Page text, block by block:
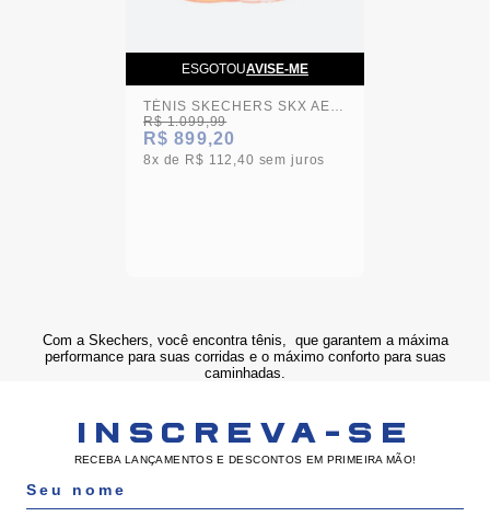
ESGOTOUAVISE-ME
TÉNIS SKECHERS SKX AERO SPARK AZUL MASCULINO
R$ 1.099,99
R$ 899,20
8x R$ 112,40 sem juros
Com a Skechers, você encontra tênis, que garantem a máxima
performance para suas corridas e o máximo conforto para suas
caminhadas.
INSCREVA-SE
RECEBA LANÇAMENTOS E DESCONTOS EM PRIMEIRA MÃO!